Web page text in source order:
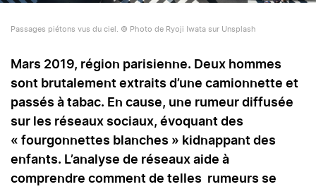
Passages piétons vus du ciel. © Photo de Ryoji Iwata sur Unsplash
Mars 2019, région parisienne. Deux hommes
sont brutalement extraits d’une camionnette et
passés à tabac. En cause, une rumeur diffusée
sur les réseaux sociaux, évoquant des
« fourgonnettes blanches » kidnappant des
enfants. L’analyse de réseaux aide à
comprendre comment de telles rumeurs se